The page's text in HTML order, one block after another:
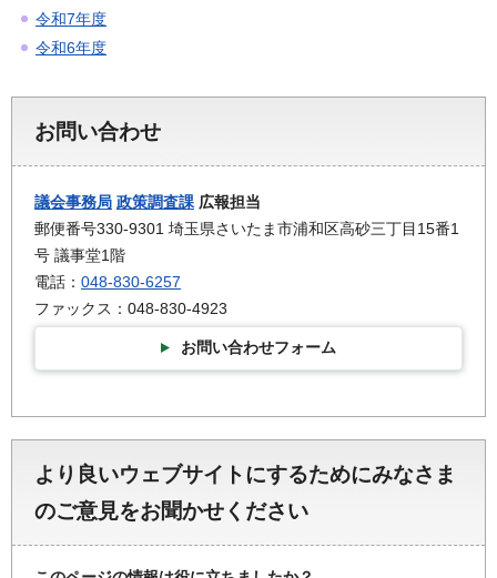
令和7年度
令和6年度
お問い合わせ
議会事務局 政策調査課 広報担当
郵便番号330-9301 埼玉県さいたま市浦和区高砂三丁目15番1
号 議事堂1階
電話： 048-830-6257
ファックス：048-830-4923
お問い合わせフォーム
より良いウェブサイトにするためにみなさま
のご意見をお聞かせください